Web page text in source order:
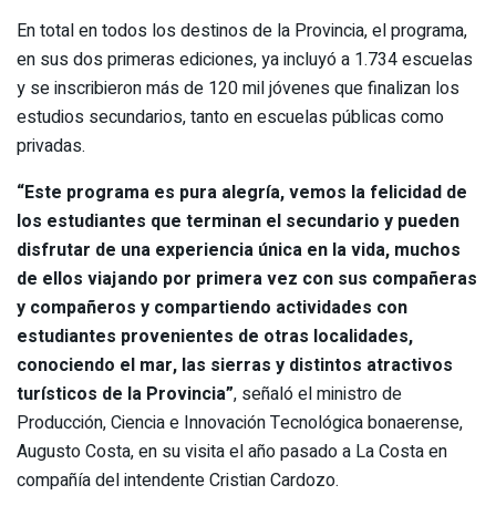
En total en todos los destinos de la Provincia, el programa,
en sus dos primeras ediciones, ya incluyó a 1.734 escuelas
y se inscribieron más de 120 mil jóvenes que finalizan los
estudios secundarios, tanto en escuelas públicas como
privadas.
“Este programa es pura alegría, vemos la felicidad de
los estudiantes que terminan el secundario y pueden
disfrutar de una experiencia única en la vida, muchos
de ellos viajando por primera vez con sus compañeras
y compañeros y compartiendo actividades con
estudiantes provenientes de otras localidades,
conociendo el mar, las sierras y distintos atractivos
turísticos de la Provincia”, señaló el ministro de
Producción, Ciencia e Innovación Tecnológica bonaerense,
Augusto Costa, en su visita el año pasado a La Costa en
compañía del intendente Cristian Cardozo.